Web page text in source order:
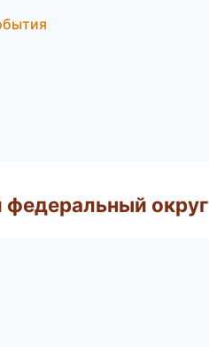
округ